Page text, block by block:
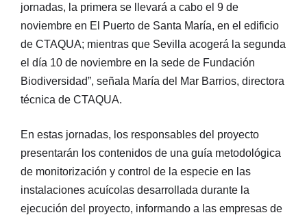
jornadas, la primera se llevará a cabo el 9 de
noviembre en El Puerto de Santa María, en el edificio
de CTAQUA; mientras que Sevilla acogerá la segunda
el día 10 de noviembre en la sede de Fundación
Biodiversidad”, señala María del Mar Barrios, directora
técnica de CTAQUA.
En estas jornadas, los responsables del proyecto
presentarán los contenidos de una guía metodológica
de monitorización y control de la especie en las
instalaciones acuícolas desarrollada durante la
ejecución del proyecto, informando a las empresas de